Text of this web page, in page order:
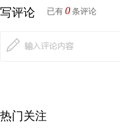
写评论 已有 0 条评论
热门关注